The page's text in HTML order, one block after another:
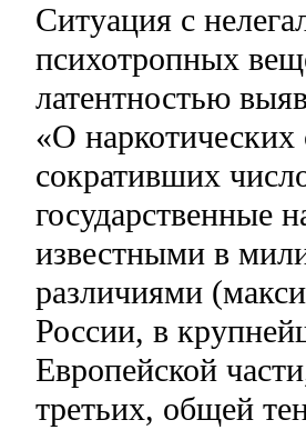
Ситуация с
психотропных
латентностью
«О наркотических
сокративших
государственные
известными в
различиями
России, в
Европейской
третьих, общей